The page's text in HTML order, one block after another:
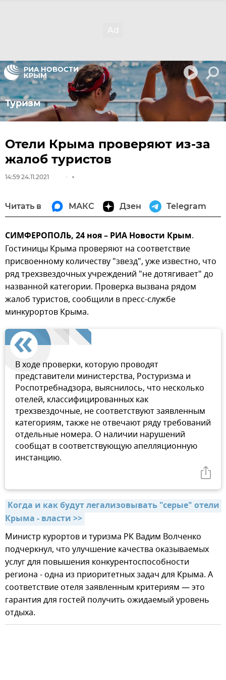
Туризм
Отели Крыма проверяют из-за
жалоб туристов
14:59 24.11.2021
Читать в МАКС Дзен Telegram
СИМФЕРОПОЛЬ, 24 ноя – РИА Новости Крым.
Гостиницы Крыма проверяют на соответствие
присвоенному количеству "звезд", уже известно, что
ряд трехзвездочных учреждений "не дотягивает" до
названной категории. Проверка вызвана рядом
жалоб туристов, сообщили в пресс-службе
минкурортов Крыма.
В ходе проверки, которую проводят
представители министерства, Ростуризма и
Роспотребнадзора, выяснилось, что несколько
отелей, классифицированных как
трехзвездочные, не соответствуют заявленным
категориям, также не отвечают ряду требований
отдельные номера. О наличии нарушений
сообщат в соответствующую апелляционную
инстанцию.
Когда и как будут легализовывать "серые" отели
Крыма - власти >>
Министр курортов и туризма РК Вадим Волченко
подчеркнул, что улучшение качества оказываемых
услуг для повышения конкурентоспособности
региона - одна из приоритетных задач для Крыма. А
соответствие отеля заявленным критериям — это
гарантия для гостей получить ожидаемый уровень
отдыха.